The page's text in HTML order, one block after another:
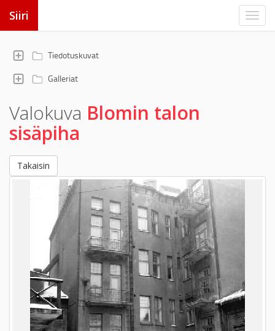
Siiri
Tiedotuskuvat
Galleriat
Valokuva Blomin talon
sisäpiha
Takaisin